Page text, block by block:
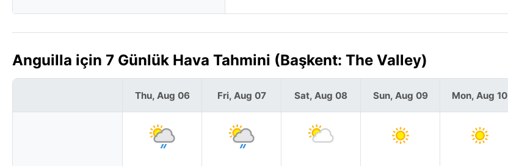
Anguilla için 7 Günlük Hava Tahmini (Başkent: The Valley)
Thu, Aug 06 Fri, Aug 07 Sat, Aug 08 Sun, Aug 09 Mon, Aug 10